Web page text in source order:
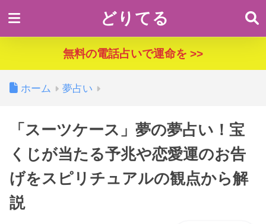
どりてる
無料の電話占いで運命を >>
ホーム 夢占い
「スーツケース」夢の夢占い！宝
くじが当たる予兆や恋愛運のお告
げをスピリチュアルの観点から解
説